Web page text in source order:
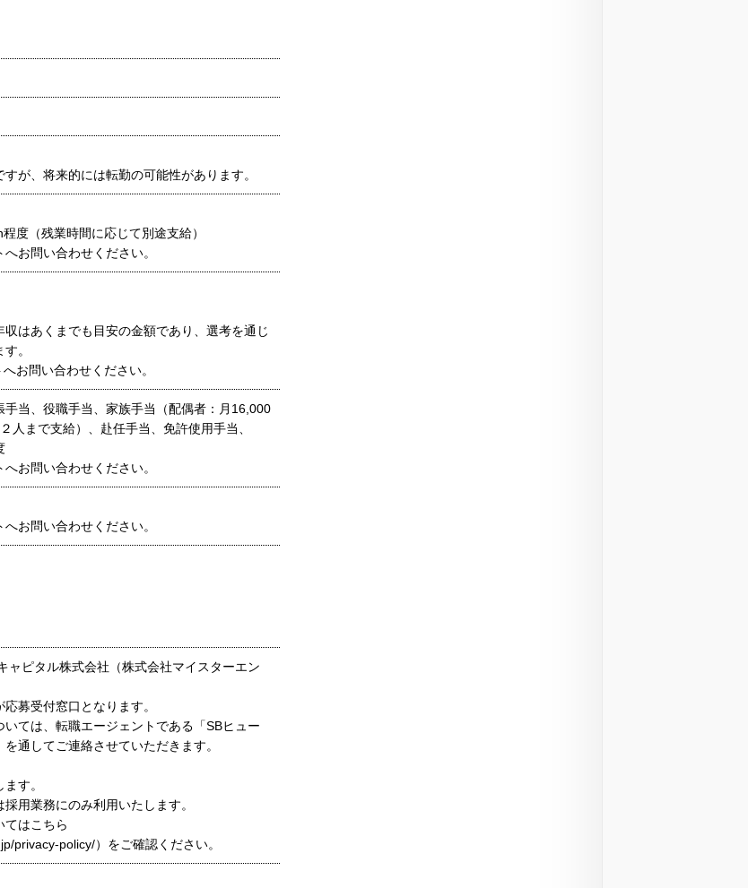
が、将来的には転勤の可能性があります。
度（残業時間に応じて別途支給）
お問い合わせください。
はあくまでも目安の金額であり、選考を通じ
。
お問い合わせください。
手当、役職手当、家族手当（配偶者：月16,000
人まで支給）、赴任手当、免許使用手当、
お問い合わせください。
お問い合わせください。
ャピタル株式会社（株式会社マイスターエン
募受付窓口となります。
ては、転職エージェントである「SBヒュー
通してご連絡させていただきます。
す。
用業務にのみ利用いたします。
はこちら
privacy-policy/）をご確認ください。